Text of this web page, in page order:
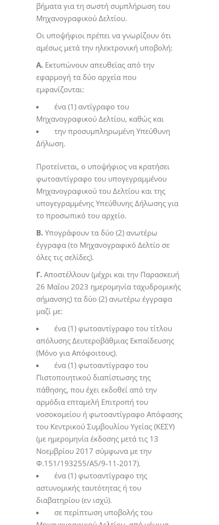
βήματα για τη σωστή συμπλήρωση του
Μηχανογραφικού Δελτίου.
Οι υποψήφιοι πρέπει να γνωρίζουν ότι
αμέσως μετά την ηλεκτρονική υποβολή:
Α. Εκτυπώνουν απευθείας από την
εφαρμογή τα δύο αρχεία που
εμφανίζονται:
ένα (1) αντίγραφο του
Μηχανογραφικού Δελτίου, καθώς και
την προσυμπληρωμένη Υπεύθυνη
Δήλωση.
Προτείνεται, ο υποψήφιος να κρατήσει
φωτοαντίγραφο του υπογεγραμμένου
Μηχανογραφικού του Δελτίου και της
υπογεγραμμένης Υπεύθυνης Δήλωσης για
το προσωπικό του αρχείο.
Β. Υπογράφουν τα δύο (2) ανωτέρω
έγγραφα (το Μηχανογραφικό Δελτίο σε
όλες τις σελίδες).
Γ. Αποστέλλουν (μέχρι και την Παρασκευή
26 Μαΐου 2023 ημερομηνία ταχυδρομικής
σήμανσης) τα δύο (2) ανωτέρω έγγραφα
μαζί με:
ένα (1) φωτοαντίγραφο του τίτλου
απόλυσης Δευτεροβάθμιας Εκπαίδευσης
(Μόνο για Απόφοιτους).
ένα (1) φωτοαντίγραφο του
Πιστοποιητικού διαπίστωσης της
πάθησης, που έχει εκδοθεί από την
αρμόδια επταμελή Επιτροπή του
νοσοκομείου ή φωτοαντίγραφο Απόφασης
του Κεντρικού Συμβουλίου Υγείας (ΚΕΣΥ)
(με ημερομηνία έκδοσης μετά τις 13
Νοεμβρίου 2017 σύμφωνα με την
Φ.151/193255/Α5/9-11-2017).
ένα (1) φωτοαντίγραφο της
αστυνομικής ταυτότητας ή του
διαβατηρίου (εν ισχύ).
σε περίπτωση υποβολής του